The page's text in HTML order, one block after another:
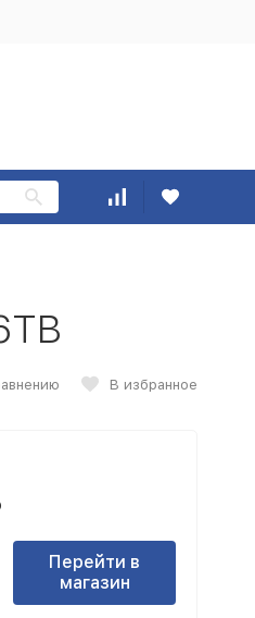
В избранное
Перейти в
магазин